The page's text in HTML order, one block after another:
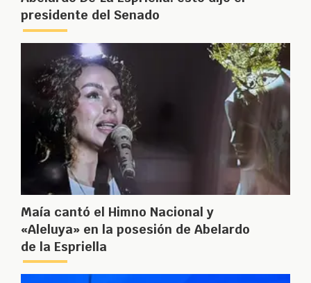
presidente del Senado
Maía cantó el Himno Nacional y
«Aleluya» en la posesión de Abelardo
de la Espriella